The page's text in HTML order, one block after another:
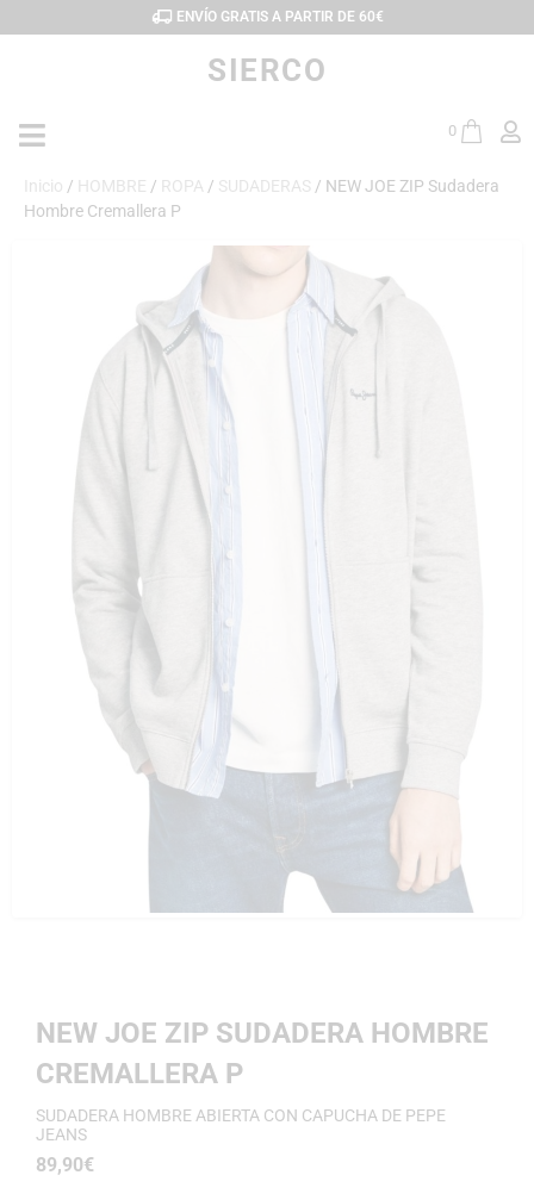
ENVÍO GRATIS A PARTIR DE 60€
SIERCO
0
Inicio / HOMBRE / ROPA / SUDADERAS / NEW JOE ZIP Sudadera
Hombre Cremallera P
NEW JOE ZIP SUDADERA HOMBRE
CREMALLERA P
SUDADERA HOMBRE ABIERTA CON CAPUCHA DE PEPE
JEANS
89,90€